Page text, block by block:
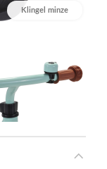
Klingel minze